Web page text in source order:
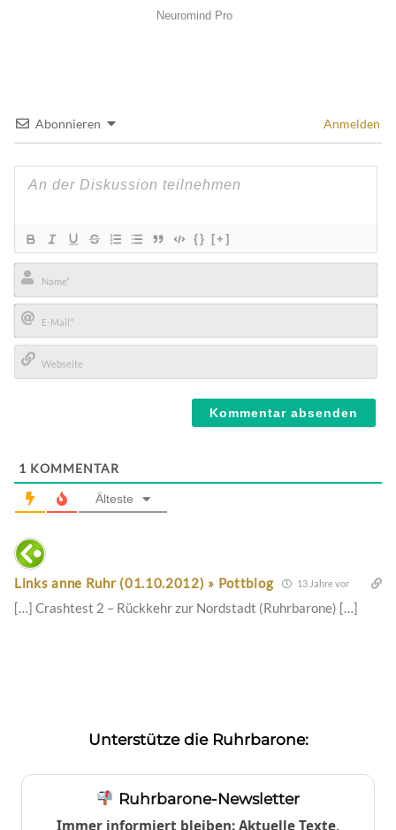
Abonnieren Anmelden
{} [+]
Name*
E-
Mail*
1 KOMMENTAR
Älteste
Links anne Ruhr (01.10.2012) » Pottblog 13 Jahre vor
[…] Crashtest 2 – Rückkehr zur Nordstadt (Ruhrbarone) […]
Unterstütze die Ruhrbarone:
Ruhrbarone-Newsletter
Immer informiert bleiben: Aktuelle Texte,